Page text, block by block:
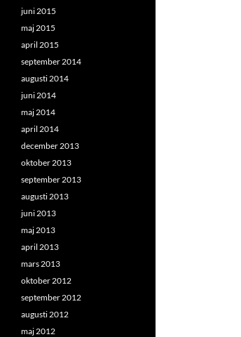
juni 2015
maj 2015
april 2015
september 2014
augusti 2014
juni 2014
maj 2014
april 2014
december 2013
oktober 2013
september 2013
augusti 2013
juni 2013
maj 2013
april 2013
mars 2013
oktober 2012
september 2012
augusti 2012
maj 2012